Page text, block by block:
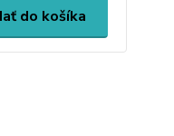
do košíka